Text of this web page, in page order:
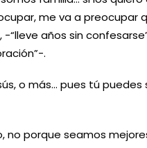
me va a preocupar
“lleve años sin
.
o más… pues tú puedes
no porque seamos